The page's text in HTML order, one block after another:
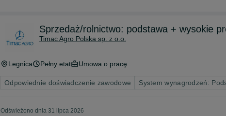
Sprzedaż/rolnictwo: podstawa + wysokie
Timac Agro Polska sp. z o.o.
Legnica Pełny etat Umowa o pracę
Odpowiednie doświadczenie zawodowe System wynagrodzeń:
Odświeżono dnia 31 lipca 2026